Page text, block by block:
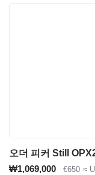
오더 피커 Still
₩1,069,000
€650 ≈